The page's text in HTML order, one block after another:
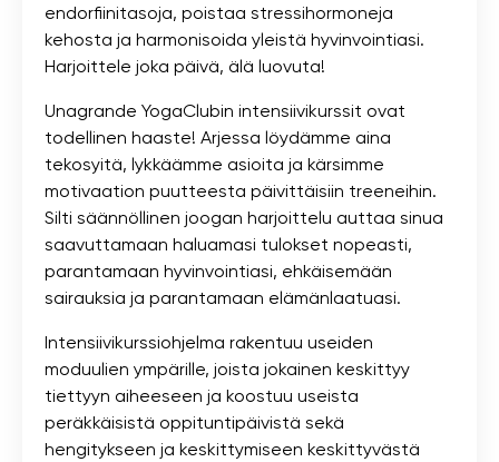
endorfiinitasoja, poistaa stressihormoneja
kehosta ja harmonisoida yleistä hyvinvointiasi.
Harjoittele joka päivä, älä luovuta!
Unagrande YogaClubin intensiivikurssit ovat
todellinen haaste! Arjessa löydämme aina
tekosyitä, lykkäämme asioita ja kärsimme
motivaation puutteesta päivittäisiin treeneihin.
Silti säännöllinen joogan harjoittelu auttaa sinua
saavuttamaan haluamasi tulokset nopeasti,
parantamaan hyvinvointiasi, ehkäisemään
sairauksia ja parantamaan elämänlaatuasi.
Intensiivikurssiohjelma rakentuu useiden
moduulien ympärille, joista jokainen keskittyy
tiettyyn aiheeseen ja koostuu useista
peräkkäisistä oppituntipäivistä sekä
hengitykseen ja keskittymiseen keskittyvästä